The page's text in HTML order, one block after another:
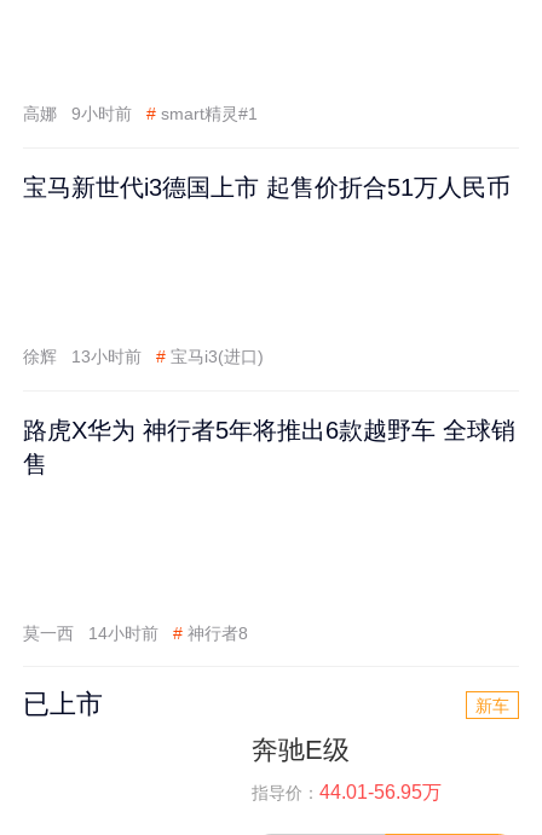
高娜 9小时前 # smart精灵#1
宝马新世代i3德国上市 起售价折合51万人民币
徐辉 13小时前 # 宝马i3(进口)
路虎X华为 神行者5年将推出6款越野车 全球销
售
莫一西 14小时前 # 神行者8
已上市 新车
奔驰E级
指导价： 44.01-56.95万